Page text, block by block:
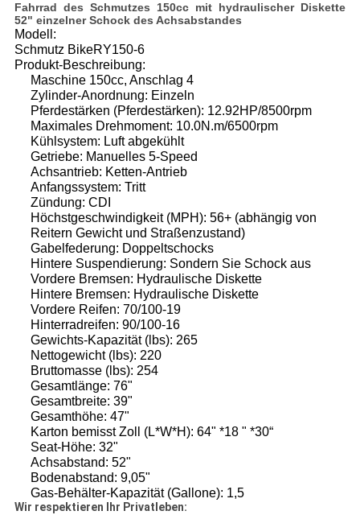
Fahrrad des Schmutzes 150cc mit hydraulischer Diskette
52" einzelner Schock des Achsabstandes
Modell:
Schmutz BikeRY150-6
Produkt-Beschreibung:
Maschine 150cc, Anschlag 4
Zylinder-Anordnung: Einzeln
Pferdestärken (Pferdestärken): 12.92HP/8500rpm
Maximales Drehmoment: 10.0N.m/6500rpm
Kühlsystem: Luft abgekühlt
Getriebe: Manuelles 5-Speed
Achsantrieb: Ketten-Antrieb
Anfangssystem: Tritt
Zündung: CDI
Höchstgeschwindigkeit (MPH): 56+ (abhängig von
Reitern Gewicht und Straßenzustand)
Gabelfederung: Doppeltschocks
Hintere Suspendierung: Sondern Sie Schock aus
Vordere Bremsen: Hydraulische Diskette
Hintere Bremsen: Hydraulische Diskette
Vordere Reifen: 70/100-19
Hinterradreifen: 90/100-16
Gewichts-Kapazität (lbs): 265
Nettogewicht (lbs): 220
Bruttomasse (lbs): 254
Gesamtlänge: 76"
Gesamtbreite: 39"
Gesamthöhe: 47"
Karton bemisst Zoll (L*W*H): 64" *18 " *30“
Seat-Höhe: 32"
Achsabstand: 52"
Bodenabstand: 9,05"
Gas-Behälter-Kapazität (Gallone): 1,5
Wir respektieren Ihr Privatleben: